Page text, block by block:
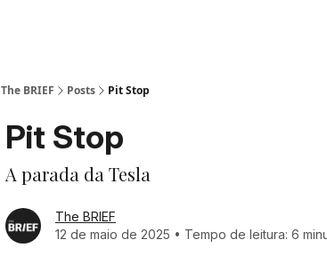
The BRIEF Posts Pit Stop
Pit Stop
A parada da Tesla
The BRIEF
12 de maio de 2025 • Tempo de leitura: 6